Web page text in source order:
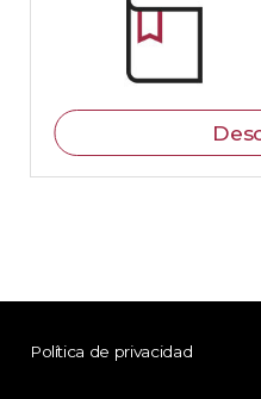
Política de privacidad